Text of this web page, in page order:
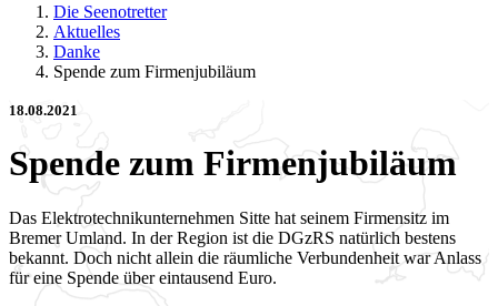
Die Seenotretter
Aktuelles
Danke
Spende zum Firmenjubiläum
18.08.2021
Spende zum Firmenjubiläum
Das Elektrotechnikunternehmen Sitte hat seinem Firmensitz im
Bremer Umland. In der Region ist die DGzRS natürlich bestens
bekannt. Doch nicht allein die räumliche Verbundenheit war Anlass
für eine Spende über eintausend Euro.